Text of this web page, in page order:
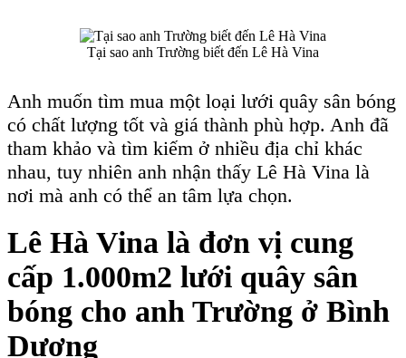
Tại sao anh Trường biết đến Lê Hà Vina
Anh muốn tìm mua một loại lưới quây sân bóng
có chất lượng tốt và giá thành phù hợp. Anh đã
tham khảo và tìm kiếm ở nhiều địa chỉ khác
nhau, tuy nhiên anh nhận thấy Lê Hà Vina là
nơi mà anh có thể an tâm lựa chọn.
Lê Hà Vina là đơn vị cung
cấp 1.000m2 lưới quây sân
bóng cho anh Trường ở Bình
Dương